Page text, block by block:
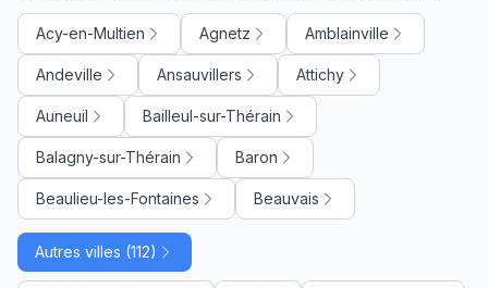
Acy-en-Multien Agnetz Amblainville
Andeville Ansauvillers Attichy
Auneuil Bailleul-sur-Thérain
Balagny-sur-Thérain Baron
Beaulieu-les-Fontaines Beauvais
Autres villes (112)